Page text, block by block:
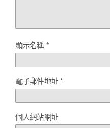
顯示名稱*
電子郵件地址*
個人網站網址